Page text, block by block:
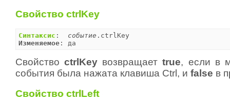
Свойство ctrlKey
Синтаксис : событие
Изменяемое : да
СвойствоctrlKey возвращаетtrue, если в
события была нажата клавиша Ctrl, и false в
Свойство ctrlLeft